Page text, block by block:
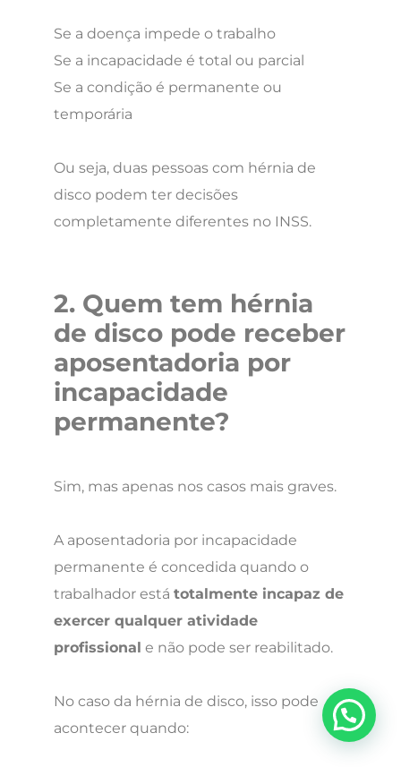
Se a doença impede o trabalho
Se a incapacidade é total ou parcial
Se a condição é permanente ou
temporária
Ou seja, duas pessoas com hérnia de
disco podem ter decisões
completamente diferentes no INSS.
2. Quem tem hérnia
de disco pode receber
aposentadoria por
incapacidade
permanente?
Sim, mas apenas nos casos mais graves.
A aposentadoria por incapacidade
permanente é concedida quando o
trabalhador está totalmente incapaz de
exercer qualquer atividade
profissional e não pode ser reabilitado.
No caso da hérnia de disco, isso pode
acontecer quando: